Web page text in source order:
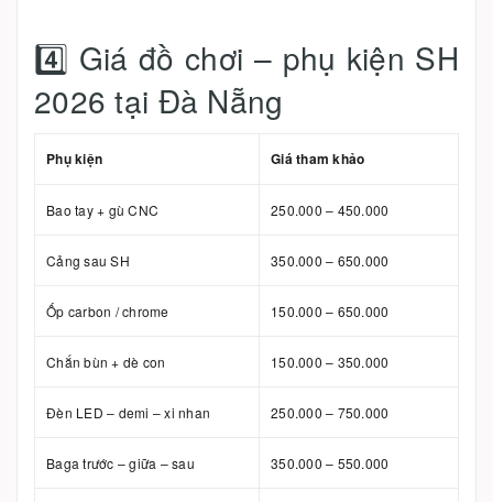
4️⃣ Giá đồ chơi – phụ kiện SH
2026 tại Đà Nẵng
Phụ kiện Giá tham khảo
Bao tay + gù CNC 250.000 – 450.000
Cảng sau SH 350.000 – 650.000
Ốp carbon / chrome 150.000 – 650.000
Chắn bùn + dè con 150.000 – 350.000
Đèn LED – demi – xi nhan 250.000 – 750.000
Baga trước – giữa – sau 350.000 – 550.000